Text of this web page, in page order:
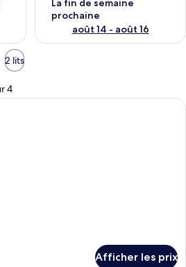
La fin de semaine
prochaine
août 14 - août 16
2 lits
4
Une chambre d’hôtel moderne
Afficher les prix